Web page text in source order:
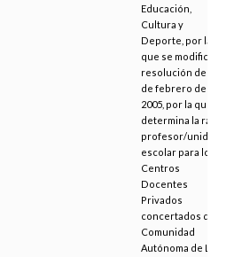
Educación,
Cultura y
Deporte, por la
que se modifica la
resolución de 2
de febrero de
2005, por la que se
determina la ratio
profesor/unidad
escolar para los
Centros
Docentes
Privados
concertados de la
Comunidad
Autónoma de La